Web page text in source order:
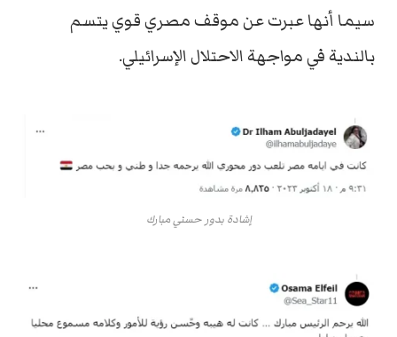
سيما أنها عبرت عن موقف مصري قوي يتسم
بالندية في مواجهة الاحتلال الإسرائيلي.
إشادة بدور حسني مبارك